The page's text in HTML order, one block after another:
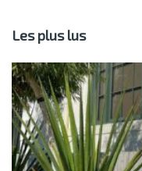
Les plus lus